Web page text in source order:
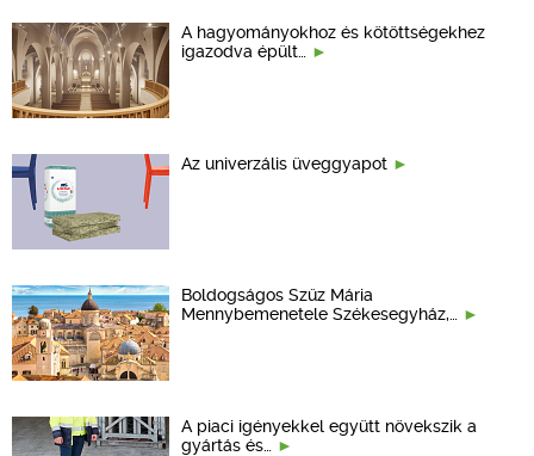
A hagyományokhoz és kötöttségekhez
igazodva épült…
Az univerzális üveggyapot
Boldogságos Szűz Mária
Mennybemenetele Székesegyház,…
A piaci igényekkel együtt növekszik a
gyártás és…